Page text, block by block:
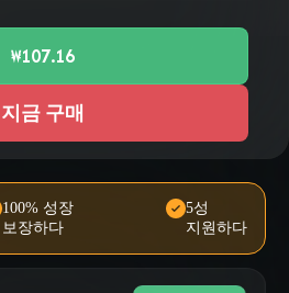
₩107.16
지금 구매
100% 성장
보장하다
5성
지원하다